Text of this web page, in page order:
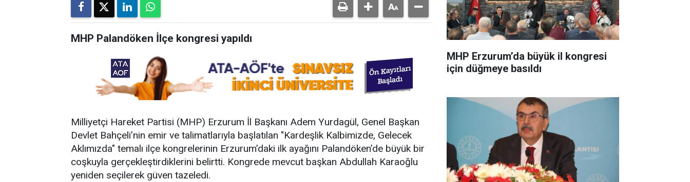
MHP Palandöken İlçe kongresi yapıldı
Milliyetçi Hareket Partisi (MHP) Erzurum İl Başkanı Adem Yurdagül, Genel Başkan
Devlet Bahçeli’nin emir ve talimatlarıyla başlatılan "Kardeşlik Kalbimizde, Gelecek
Aklımızda" temalı ilçe kongrelerinin Erzurum’daki ilk ayağını Palandöken’de büyük bir
coşkuyla gerçekleştirdiklerini belirtti. Kongrede mevcut başkan Abdullah Karaoğlu
yeniden seçilerek güven tazeledi.
MHP Erzurum’da büyük il kongresi
için düğmeye basıldı